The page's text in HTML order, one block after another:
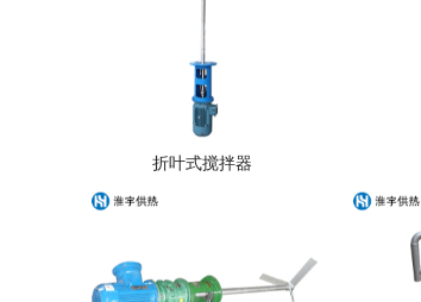
折叶式搅拌器